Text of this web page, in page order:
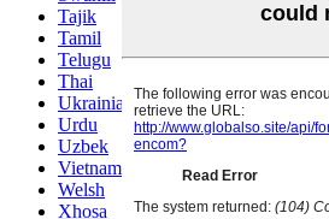
Tajik
Tamil
Telugu
Thai
Ukrainian
Urdu
Uzbek
Vietnamese
Welsh
Xhosa